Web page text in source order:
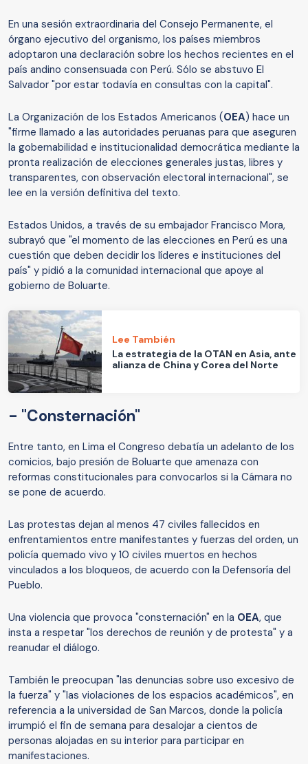
En una sesión extraordinaria del Consejo Permanente, el
órgano ejecutivo del organismo, los países miembros
adoptaron una declaración sobre los hechos recientes en el
país andino consensuada con Perú. Sólo se abstuvo El
Salvador "por estar todavía en consultas con la capital".
La Organización de los Estados Americanos (OEA) hace un
"firme llamado a las autoridades peruanas para que aseguren
la gobernabilidad e institucionalidad democrática mediante la
pronta realización de elecciones generales justas, libres y
transparentes, con observación electoral internacional", se
lee en la versión definitiva del texto.
Estados Unidos, a través de su embajador Francisco Mora,
subrayó que "el momento de las elecciones en Perú es una
cuestión que deben decidir los líderes e instituciones del
país" y pidió a la comunidad internacional que apoye al
gobierno de Boluarte.
Lee También
La estrategia de la OTAN en Asia, ante
alianza de China y Corea del Norte
- "Consternación"
Entre tanto, en Lima el Congreso debatía un adelanto de los
comicios, bajo presión de Boluarte que amenaza con
reformas constitucionales para convocarlos si la Cámara no
se pone de acuerdo.
Las protestas dejan al menos 47 civiles fallecidos en
enfrentamientos entre manifestantes y fuerzas del orden, un
policía quemado vivo y 10 civiles muertos en hechos
vinculados a los bloqueos, de acuerdo con la Defensoría del
Pueblo.
Una violencia que provoca "consternación" en la OEA, que
insta a respetar "los derechos de reunión y de protesta" y a
reanudar el diálogo.
También le preocupan "las denuncias sobre uso excesivo de
la fuerza" y "las violaciones de los espacios académicos", en
referencia a la universidad de San Marcos, donde la policía
irrumpió el fin de semana para desalojar a cientos de
personas alojadas en su interior para participar en
manifestaciones.